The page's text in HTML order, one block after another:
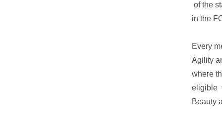
of the
in the
Every
Agility
where
eligible
Beauty